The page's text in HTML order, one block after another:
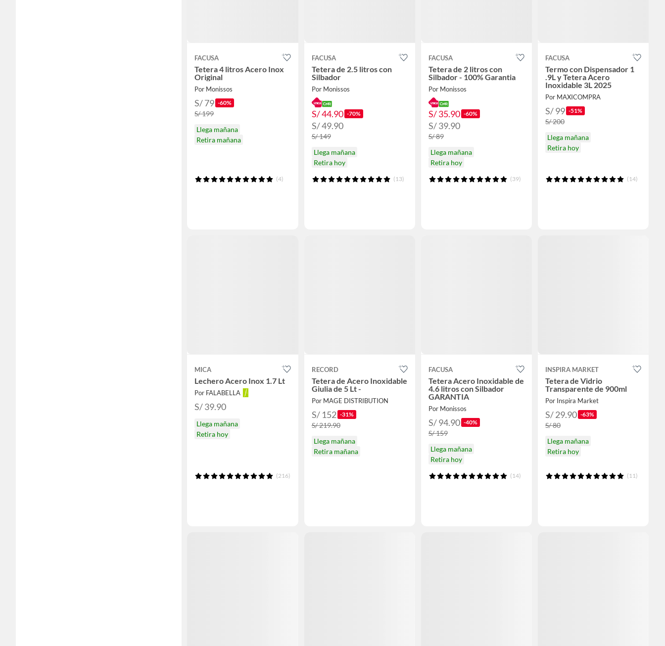
FACUSA
Tetera 4 litros Acero Inox
Original
Por Monissos
S/ 79 -60%
S/ 199
Llega mañana
Retira mañana
(4)
FACUSA
Tetera de 2.5 litros con
Silbador
Por Monissos
S/ 44.90 -70%
S/ 49.90
S/ 149
Llega mañana
Retira hoy
(13)
FACUSA
Tetera de 2 litros con
Silbador - 100% Garantia
Por Monissos
S/ 35.90 -60%
S/ 39.90
S/ 89
Llega mañana
Retira hoy
(39)
FACUSA
Termo con Dispensador 1
.9L y Tetera Acero
Inoxidable 3L 2025
Por MAXICOMPRA
S/ 99 -51%
S/ 200
Llega mañana
Retira hoy
(14)
MICA
Lechero Acero Inox 1.7 Lt
Por FALABELLA
S/ 39.90
Llega mañana
Retira hoy
(216)
RECORD
Tetera de Acero Inoxidable
Giulia de 5 Lt -
Por MAGE DISTRIBUTION
S/ 152 -31%
S/ 219.90
Llega mañana
Retira mañana
FACUSA
Tetera Acero Inoxidable de
4.6 litros con Silbador
GARANTIA
Por Monissos
S/ 94.90 -40%
S/ 159
Llega mañana
Retira hoy
(14)
INSPIRA MARKET
Tetera de Vidrio
Transparente de 900ml
Por Inspira Market
S/ 29.90 -63%
S/ 80
Llega mañana
Retira hoy
(11)